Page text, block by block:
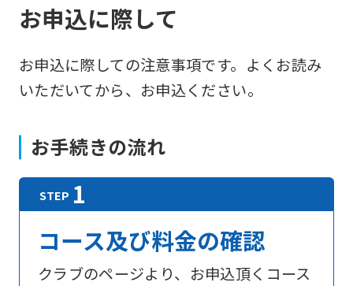
お申込に際して
お申込に際しての注意事項です。よくお読み
いただいてから、お申込ください。
お手続きの流れ
コース及び料金の確認
クラブのページより、お申込頂くコース